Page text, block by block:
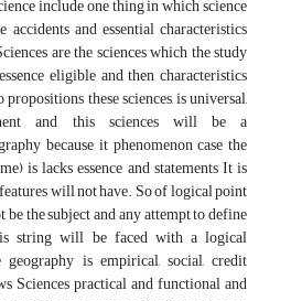
include one thing in which science
accidents and essential characteristics
are the sciences which the study
eligible and then characteristics
these sciences, is universal,
and this sciences will be a
because it phenomenon case the
is lacks essence and statements It is
will not have. So of logical point
the subject and any attempt to define
string will be faced with a logical
is empirical, social, credit
Sciences practical and functional and